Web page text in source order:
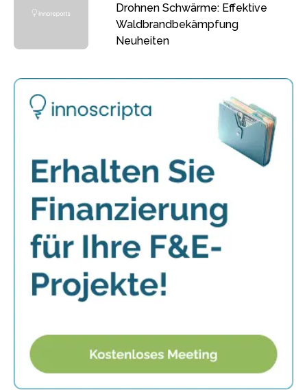
Drohnen Schwärme: Effektive
Waldbrandbekämpfung
Neuheiten